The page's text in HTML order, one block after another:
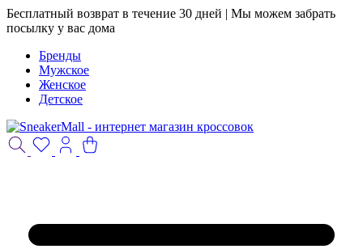
Бесплатный возврат в течение 30 дней | Мы можем забрать
посылку у вас дома
Бренды
Мужское
Женское
Детское